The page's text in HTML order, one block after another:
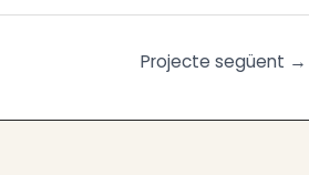
Projecte següent →